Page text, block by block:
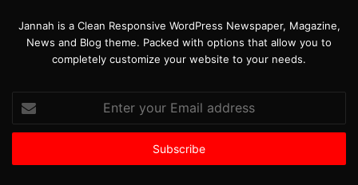
Jannah is a Clean Responsive WordPress Newspaper, Magazine,
News and Blog theme. Packed with options that allow you to
completely customize your website to your needs.
Enter
your
Email